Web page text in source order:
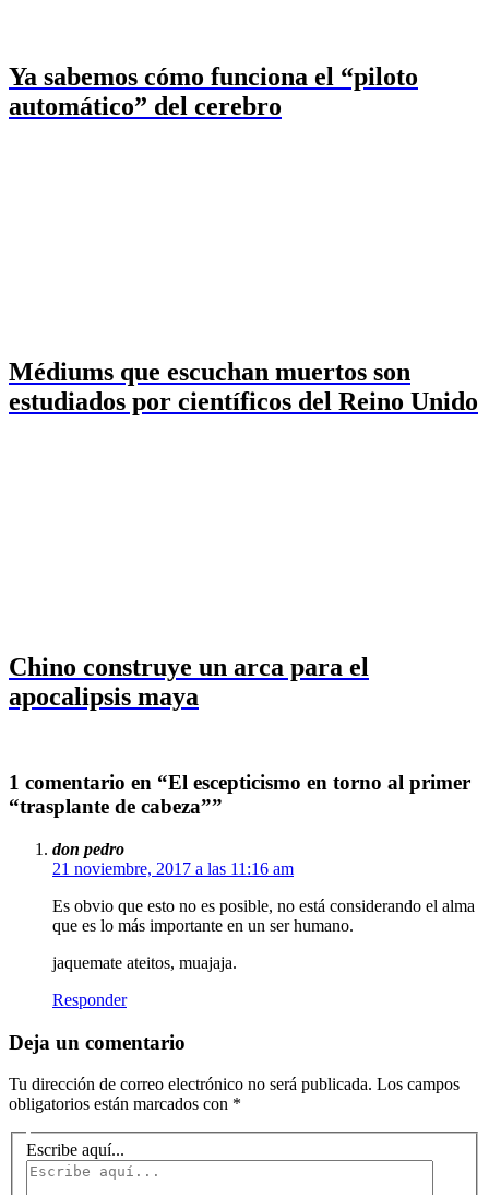
Ya sabemos cómo funciona el “piloto
automático” del cerebro
Médiums que escuchan muertos son
estudiados por científicos del Reino Unido
Chino construye un arca para el
apocalipsis maya
1 comentario en “El escepticismo en torno al primer
“trasplante de cabeza””
don pedro
21 noviembre, 2017 a las 11:16 am
Es obvio que esto no es posible, no está considerando el alma
que es lo más importante en un ser humano.
jaquemate ateitos, muajaja.
Responder
Deja un comentario
Tu dirección de correo electrónico no será publicada. Los campos
obligatorios están marcados con *
Escribe aquí...